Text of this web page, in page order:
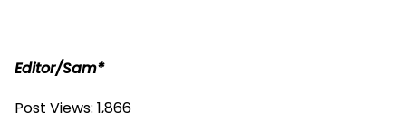
Editor/Sam*
Post Views: 1,866